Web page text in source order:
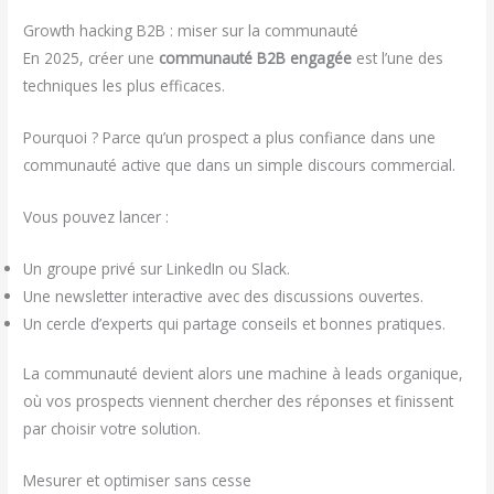
Growth hacking B2B : miser sur la communauté
En 2025, créer une communauté B2B engagée est l’une des
techniques les plus efficaces.
Pourquoi ? Parce qu’un prospect a plus confiance dans une
communauté active que dans un simple discours commercial.
Vous pouvez lancer :
Un groupe privé sur LinkedIn ou Slack.
Une newsletter interactive avec des discussions ouvertes.
Un cercle d’experts qui partage conseils et bonnes pratiques.
La communauté devient alors une machine à leads organique,
où vos prospects viennent chercher des réponses et finissent
par choisir votre solution.
Mesurer et optimiser sans cesse